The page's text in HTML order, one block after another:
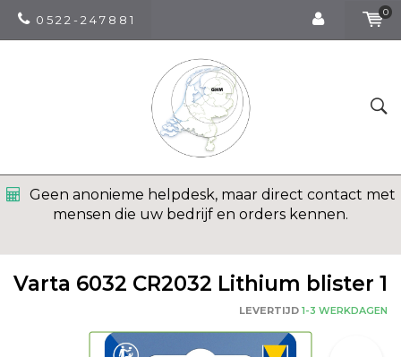
0 5 2 2 - 2 4 7 8 8 1
0
Geen anonieme helpdesk, maar direct contact met
mensen die uw bedrijf en orders kennen.
Varta 6032 CR2032 Lithium blister 1
LEVERTIJD 1-3 WERKDAGEN